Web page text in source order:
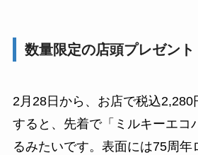
数量限定の店頭プレゼント
2月28日から、お店で税込2,280
すると、先着で「ミルキーエコ
るみたいです。表面には75周年